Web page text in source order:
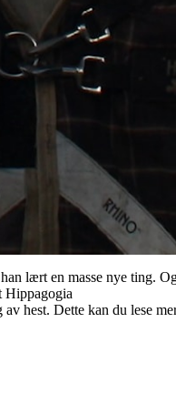
lært en masse nye ting.
Hippagogia
hest. Dette kan du lese